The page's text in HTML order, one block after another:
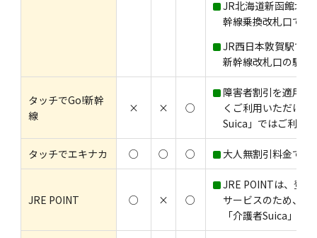
JR北海道新函館北
幹線乗換改札口では
JR西日本敦賀駅で
新幹線改札口の駅係
タッチでGo!新幹
線
× × ○
障害者割引を適用し
くご利用いただけ
Suica」ではご利用
タッチでエキナカ ○ ○ ○ 大人無割引料金での
JRE POINT ○ × ○
JRE POINTは、登
サービスのため、任
「介護者Suica」で